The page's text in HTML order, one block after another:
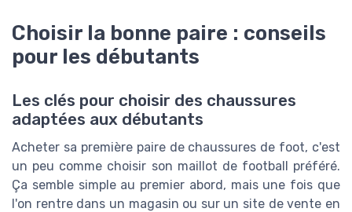
Choisir la bonne paire : conseils
pour les débutants
Les clés pour choisir des chaussures
adaptées aux débutants
Acheter sa première paire de chaussures de foot, c'est
un peu comme choisir son maillot de football préféré.
Ça semble simple au premier abord, mais une fois que
l'on rentre dans un magasin ou sur un site de vente en